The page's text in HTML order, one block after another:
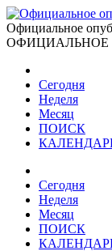
Официальное
ОФИЦИАЛЬНОЕ
Сегодня
Неделя
Месяц
ПОИСК
Сегодня
Неделя
Месяц
ПОИСК